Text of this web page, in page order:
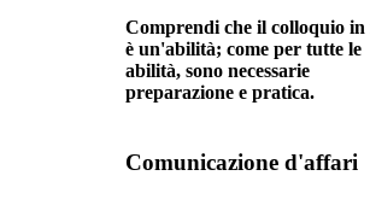
Comprendi che il colloquio in
è un'abilità; come per tutte le
abilità, sono necessarie
preparazione e pratica.
Comunicazione d'affari